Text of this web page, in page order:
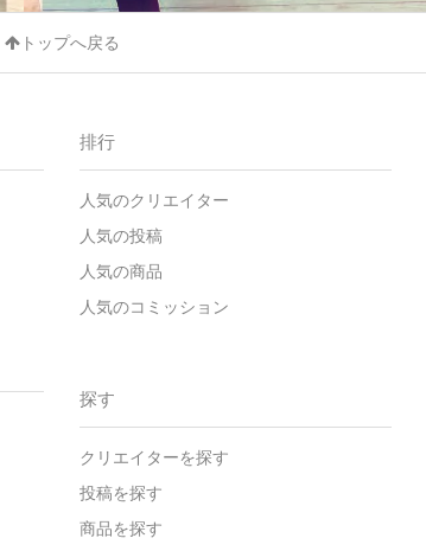
トップへ戻る
排行
人気のクリエイター
人気の投稿
人気の商品
人気のコミッション
探す
クリエイターを探す
投稿を探す
商品を探す